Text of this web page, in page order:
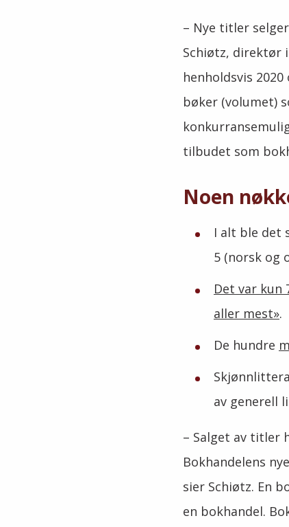
– Nye titler
Schiøtz, direktør
henholdsvis
bøker (volumet)
tilbudet som
Noen
I alt ble det
5 (norsk og
Det var
aller mest».
De hundre
av generell
– Salget av titler
Bokhandelens
sier Schiøtz. En
en bokhandel.